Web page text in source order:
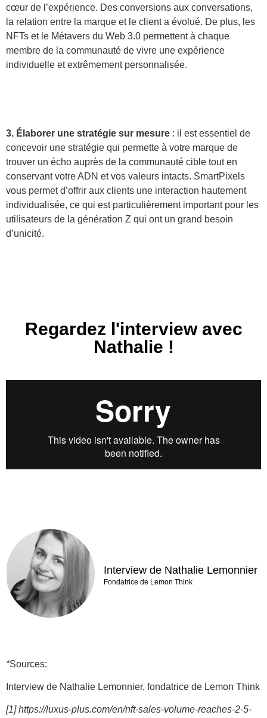
cœur de l’expérience. Des conversions aux conversations,
la relation entre la marque et le client a évolué. De plus, les
NFTs et le Métavers du Web 3.0 permettent à chaque
membre de la communauté de vivre une expérience
individuelle et extrêmement personnalisée.
3. Élaborer une stratégie sur mesure : il est essentiel de
concevoir une stratégie qui permette à votre marque de
trouver un écho auprès de la communauté cible tout en
conservant votre ADN et vos valeurs intacts. SmartPixels
vous permet d’offrir aux clients une interaction hautement
individualisée, ce qui est particulièrement important pour les
utilisateurs de la génération Z qui ont un grand besoin
d’unicité.
Regardez l'interview avec
Nathalie !
Interview de Nathalie Lemonnier
Fondatrice de Lemon Think
*Sources:
Interview de Nathalie Lemonnier, fondatrice de Lemon Think
[1] https://luxus-plus.com/en/nft-sales-volume-reaches-2-5-